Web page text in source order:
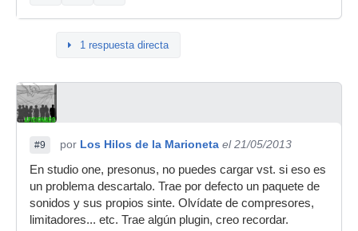
1 respuesta directa
#9 por Los Hilos de la Marioneta el 21/05/2013
En studio one, presonus, no puedes cargar vst. si eso es
un problema descartalo. Trae por defecto un paquete de
sonidos y sus propios sinte. Olvídate de compresores,
limitadores... etc. Trae algún plugin, creo recordar.